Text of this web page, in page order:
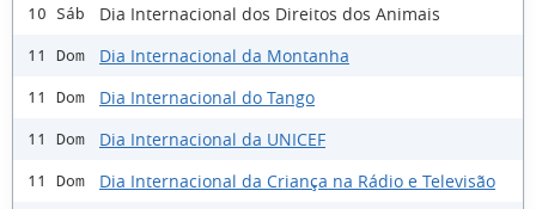
10 Sáb Dia Internacional dos Direitos dos Animais
11 Dom Dia Internacional da Montanha
11 Dom Dia Internacional do Tango
11 Dom Dia Internacional da UNICEF
11 Dom Dia Internacional da Criança na Rádio e Televisão